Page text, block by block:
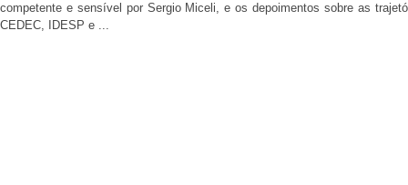
competente e sensível por Sergio Miceli, e os depoimentos sobre as
CEDEC, IDESP e ...